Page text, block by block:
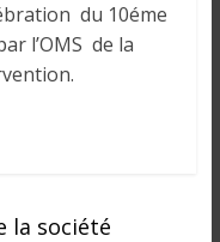
du 10éme
l’OMS de la
la société